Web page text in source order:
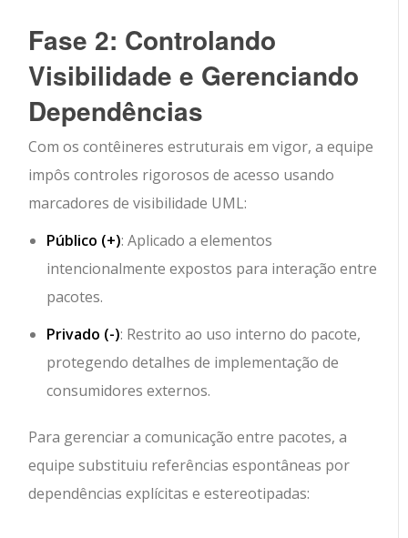
Fase 2: Controlando
Visibilidade e Gerenciando
Dependências
Com os contêineres estruturais em vigor, a equipe
impôs controles rigorosos de acesso usando
marcadores de visibilidade UML:
Público (+): Aplicado a elementos
intencionalmente expostos para interação entre
pacotes.
Privado (-): Restrito ao uso interno do pacote,
protegendo detalhes de implementação de
consumidores externos.
Para gerenciar a comunicação entre pacotes, a
equipe substituiu referências espontâneas por
dependências explícitas e estereotipadas: